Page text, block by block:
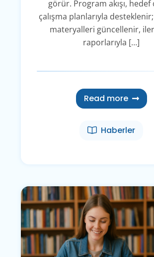
görür. Program akışı, hedef
çalışma planlarıyla
materyalleri güncellenir,
raporlarıyla […]
Read more
Haberler